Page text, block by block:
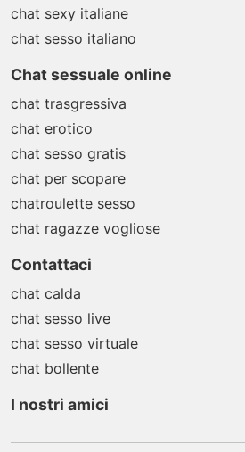
chat sexy italiane
chat sesso italiano
Chat sessuale online
chat trasgressiva
chat erotico
chat sesso gratis
chat per scopare
chatroulette sesso
chat ragazze vogliose
Contattaci
chat calda
chat sesso live
chat sesso virtuale
chat bollente
I nostri amici